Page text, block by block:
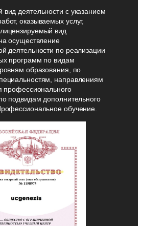
деятельности с указанием
оказываемых услуг,
вид
осуществление
деятельности по реализации
программ по видам
образования, по
направлениям
профессионального
подвидам дополнительного
обучение.